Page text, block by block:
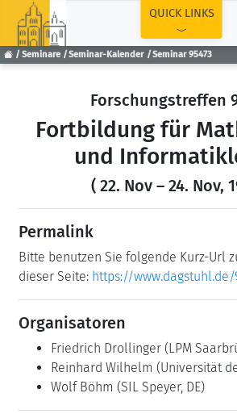
Seminare Seminar-Kalender Seminar 95473
QUICK LINKS
Forschungstreffen
Fortbildung für
und
( 22. Nov – 24. Nov,
Permalink
Bitte benutzen Sie folgende Kurz-Url
dieser Seite: https://www.dagstuhl.de/
Organisatoren
Friedrich Drollinger (LPM
Reinhard Wilhelm (Universität
Wolf Böhm (SIL Speyer, DE)